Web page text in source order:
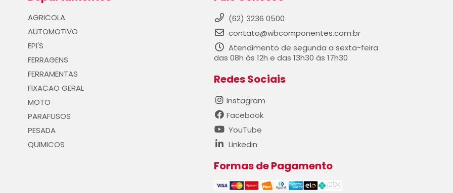
AGRICOLA
AUTOMOTIVO
EPI'S
FERRAGENS
FERRAMENTAS
FIXACAO GERAL
MOTO
PARAFUSOS
PESADA
QUIMICOS
(62) 3236 0500
contato@wbcomponentes.com.br
Atendimento de segunda a sexta-feira
das 08h às 12h e das 13h30 às 17h30
Redes Sociais
Instagram
Facebook
YouTube
Linkedin
Formas de Pagamento